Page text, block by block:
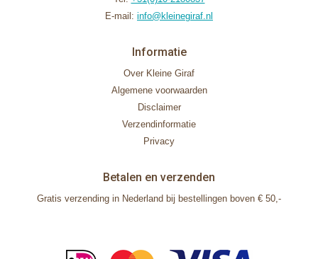
E-mail: info@kleinegiraf.nl
Informatie
Over Kleine Giraf
Algemene voorwaarden
Disclaimer
Verzendinformatie
Privacy
Betalen en verzenden
Gratis verzending in Nederland bij bestellingen boven € 50,-